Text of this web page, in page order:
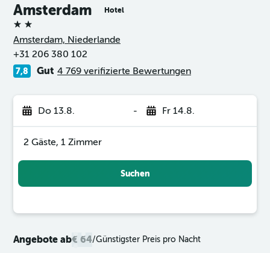
Amsterdam
Hotel
2 Sterne
Amsterdam, Niederlande
+31 206 380 102
7,8 Gut 4 769 verifizierte Bewertungen
Do 13.8. - Fr 14.8.
2 Gäste, 1 Zimmer
Suchen
Angebote ab€ 64/Günstigster Preis pro Nacht